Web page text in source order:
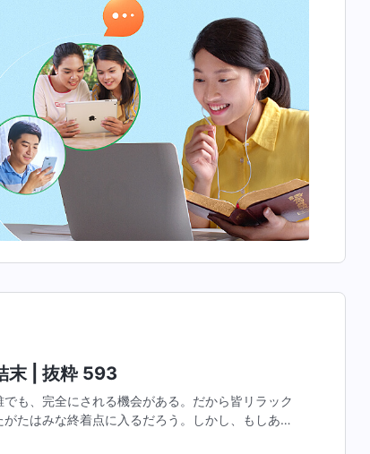
末 | 抜粋 593
も、完全にされる機会がある。だから皆リラック
たはみな終着点に入るだろう。しかし、もしあな